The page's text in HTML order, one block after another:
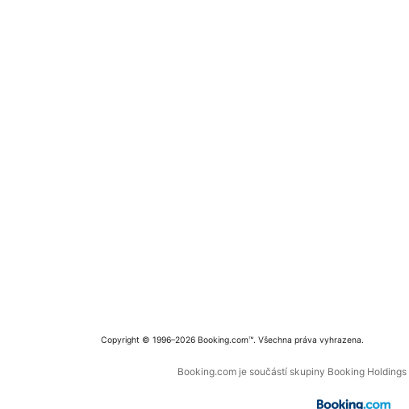
Copyright © 1996–2026 Booking.com™. Všechna práva vyhrazena.
Booking.com je součástí skupiny Booking